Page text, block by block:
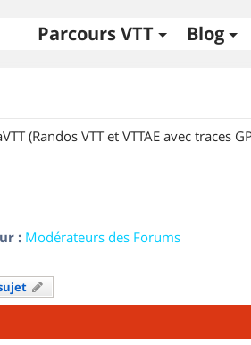
Parcours VTT Blog
(Randos VTT et VTTAE avec traces
: Modérateurs des Forums